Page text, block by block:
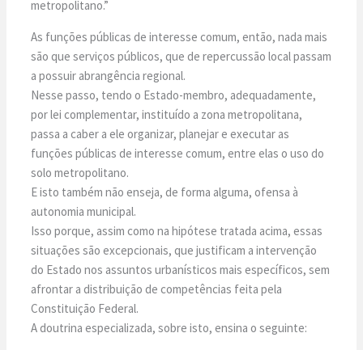
metropolitano.”
As funções públicas de interesse comum, então, nada mais
são que serviços públicos, que de repercussão local passam
a possuir abrangência regional.
Nesse passo, tendo o Estado-membro, adequadamente,
por lei complementar, instituído a zona metropolitana,
passa a caber a ele organizar, planejar e executar as
funções públicas de interesse comum, entre elas o uso do
solo metropolitano.
E isto também não enseja, de forma alguma, ofensa à
autonomia municipal.
Isso porque, assim como na hipótese tratada acima, essas
situações são excepcionais, que justificam a intervenção
do Estado nos assuntos urbanísticos mais específicos, sem
afrontar a distribuição de competências feita pela
Constituição Federal.
A doutrina especializada, sobre isto, ensina o seguinte: